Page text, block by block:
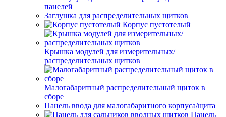
панелей
Заглушка для распределительных щитков
Корпус пустотелый
Крышка модулей для измерительных/
распределительных щитков
Малогабаритный распределительный щиток в
сборе
Панель ввода для малогабаритного корпуса/щита
Панель